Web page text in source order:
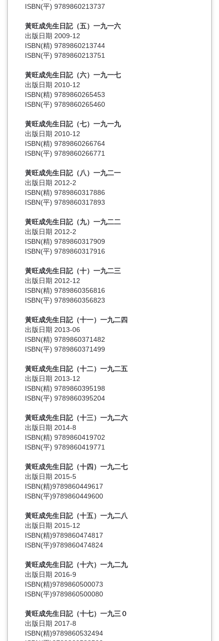
ISBN(平) 9789860213737
黃旺成先生日記（五）一九一六
出版日期 2009-12
ISBN(精) 9789860213744
ISBN(平) 9789860213751
黃旺成先生日記（六）一九一七
出版日期 2010-12
ISBN(精) 9789860265453
ISBN(平) 9789860265460
黃旺成先生日記（七）一九一九
出版日期 2010-12
ISBN(精) 9789860266764
ISBN(平) 9789860266771
黃旺成先生日記（八）一九二一
出版日期 2012-2
ISBN(精) 9789860317886
ISBN(平) 9789860317893
黃旺成先生日記（九）一九二二
出版日期 2012-2
ISBN(精) 9789860317909
ISBN(平) 9789860317916
黃旺成先生日記（十）一九二三
出版日期 2012-12
ISBN(精) 9789860356816
ISBN(平) 9789860356823
黃旺成先生日記（十一）一九二四
出版日期 2013-06
ISBN(精) 9789860371482
ISBN(平) 9789860371499
黃旺成先生日記（十二）一九二五
出版日期 2013-12
ISBN(精) 9789860395198
ISBN(平) 9789860395204
黃旺成先生日記（十三）一九二六
出版日期 2014-8
ISBN(精) 9789860419702
ISBN(平) 9789860419771
黃旺成先生日記（十四）一九二七
出版日期 2015-5
ISBN(精)9789860449617
ISBN(平)9789860449600
黃旺成先生日記（十五）一九二八
出版日期 2015-12
ISBN(精)9789860474817
ISBN(平)9789860474824
黃旺成先生日記（十六）一九二九
出版日期 2016-9
ISBN(精)9789860500073
ISBN(平)9789860500080
黃旺成先生日記（十七）一九三０
出版日期 2017-8
ISBN(精)9789860532494